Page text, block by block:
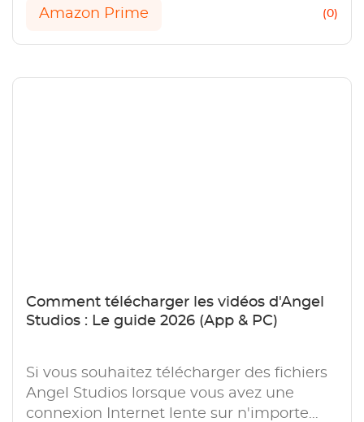
Amazon Prime (0)
Comment télécharger les vidéos d'Angel
Studios : Le guide 2026 (App & PC)
Si vous souhaitez télécharger des fichiers
Angel Studios lorsque vous avez une
connexion Internet lente sur n'importe